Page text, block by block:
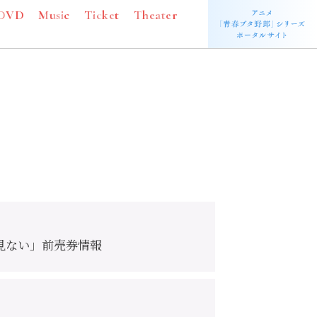
VD Music Ticket Theater
ない」前売券情報